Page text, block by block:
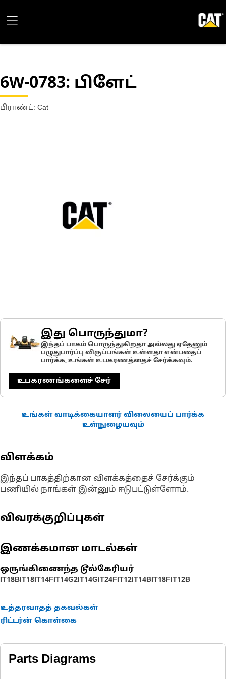
6W-0783: பிளேட்
பிராண்ட்: Cat
இது பொருந்துமா?
இந்தப் பாகம் பொருந்துகிறதா அல்லது ஏதேனும்
பழுதுபார்ப்பு விருப்பங்கள் உள்ளதா என்பதைப்
பார்க்க, உங்கள் உபகரணத்தைச் சேர்க்கவும்.
உபகரணங்களைச் சேர்
உங்கள் வாடிக்கையாளர் விலையைப் பார்க்க
உள்நுழையவும்
விளக்கம்
இந்தப் பாகத்திற்கான விளக்கத்தைச் சேர்க்கும்
பணியில் நாங்கள் இன்னும் ஈடுபட்டுள்ளோம்.
விவரக்குறிப்புகள்
இணக்கமான மாடல்கள்
ஒருங்கிணைந்த டூல்கேரியர்
IT18BIT18IT14FIT14G2IT14GIT24FIT12IT14BIT18FIT12B
உத்தரவாதத் தகவல்கள்
ரிட்டர்ன் கொள்கை
Parts Diagrams